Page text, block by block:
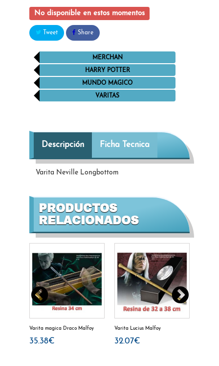
No disponible en estos momentos
Tweet Share
MERCHAN
HARRY POTTER
MUNDO MAGICO
VARITAS
Descripción Ficha Tecnica
Varita Neville Longbottom
PRODUCTOS
RELACIONADOS
Varita magica Draco Malfoy
35.38€
Varita Lucius Malfoy
32.07€